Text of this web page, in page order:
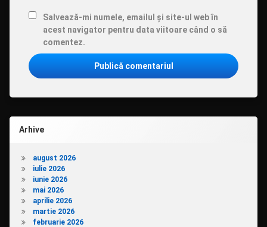
Salvează-mi numele, emailul și site-ul web în
acest navigator pentru data viitoare când o să
comentez.
Arhive
august 2026
iulie 2026
iunie 2026
mai 2026
aprilie 2026
martie 2026
februarie 2026